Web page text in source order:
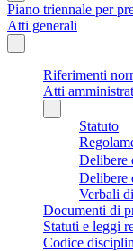
Piano triennale per
Atti generali
Riferimenti
Atti
Statuto
Delibere
Delibere
Verbali
Documenti di
Statuti e leggi
Codice